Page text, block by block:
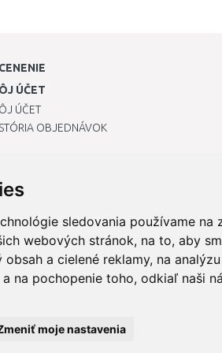
sledovania používame na
webových stránok, na to, aby
a cielené reklamy, na
na pochopenie toho, odkiaľ naši
moje nastavenia
ÚČET
ÚČET
OBJEDNÁVOK